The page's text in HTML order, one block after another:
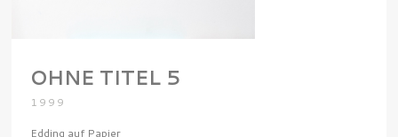
OHNE TITEL 5
1999
Edding auf Papier